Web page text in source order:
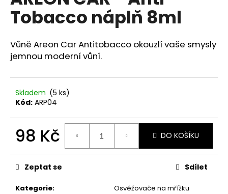
0,0
hvězdiček.
Tobacco náplň 8ml
Vůně Areon Car Antitobacco okouzlí vaše smysly
jemnou moderní vůní.
Skladem (5 ks)
Kód: ARP04
98 Kč
cena:
DO KOŠÍKU
Kategorie: Osvěžovače na mřížku
Zeptat se Sdílet
a
í
t
?
HLEDAT
D
o
p